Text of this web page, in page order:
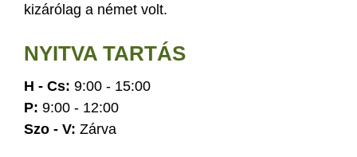
kizárólag a német volt.
NYITVA TARTÁS
H - Cs: 9:00 - 15:00
P: 9:00 - 12:00
Szo - V: Zárva